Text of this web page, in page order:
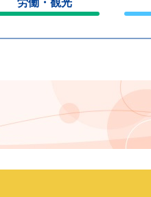
労働・観光
じ